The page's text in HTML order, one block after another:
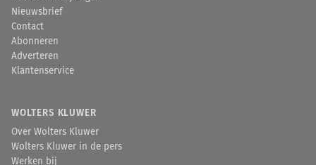
Nieuwsbrief
Contact
Abonneren
Adverteren
Klantenservice
WOLTERS KLUWER
Over Wolters Kluwer
Wolters Kluwer in de pers
Werken bij